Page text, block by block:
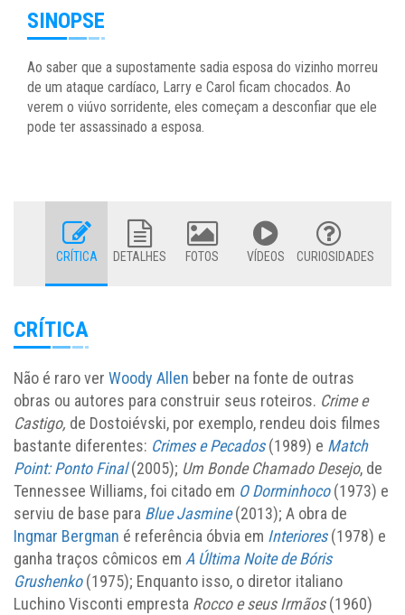
SINOPSE
Ao saber que a supostamente sadia esposa do vizinho morreu
de um ataque cardíaco, Larry e Carol ficam chocados. Ao
verem o viúvo sorridente, eles começam a desconfiar que ele
pode ter assassinado a esposa.
CRÍTICA DETALHES FOTOS VÍDEOS CURIOSIDADES
CRÍTICA
Não é raro ver Woody Allen beber na fonte de outras
obras ou autores para construir seus roteiros. Crime e
Castigo, de Dostoiévski, por exemplo, rendeu dois filmes
bastante diferentes: Crimes e Pecados (1989) e Match
Point: Ponto Final(2005); Um Bonde Chamado Desejo, de
Tennessee Williams, foi citado em O Dorminhoco (1973) e
serviu de base para Blue Jasmine(2013); A obra de
Ingmar Bergman é referência óbvia em Interiores (1978) e
ganha traços cômicos em A Última Noite de Bóris
Grushenko (1975); Enquanto isso, o diretor italiano
Luchino Visconti empresta Rocco e seus Irmãos(1960)